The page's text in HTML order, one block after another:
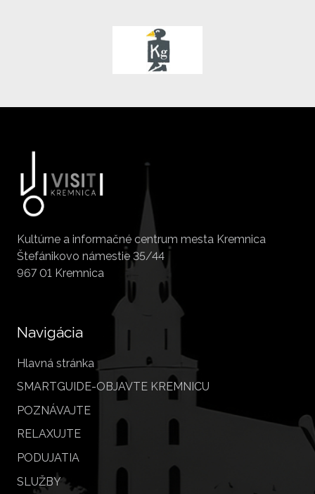
Kultúrne a informačné centrum mesta Kremnica
Štefánikovo námestie 35/44
967 01 Kremnica
Navigácia
Hlavná stránka
SMARTGUIDE-OBJAVTE KREMNICU
POZNÁVAJTE
RELAXUJTE
PODUJATIA
SLUŽBY